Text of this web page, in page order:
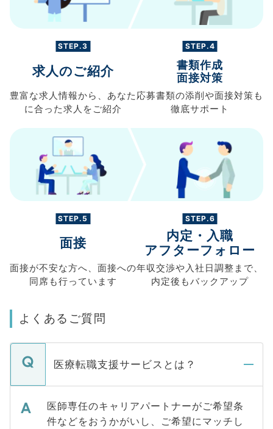
STEP.3
求人のご紹介
豊富な求人情報から、 あなた
に合った求人を ご紹介
STEP.4
書類作成
面接対策
応募書類の添削や面接対策も
徹底サポート
STEP.5
面接
面接が不安な方へ、 面接への
同席も行っています
STEP.6
内定・入職
アフターフォロー
年収交渉や 入社日調整まで、
内定後もバックアップ
よくあるご質問
医療転職支援サービスとは？
医師専任のキャリアパートナーがご希望条
件などをおうかがいし、ご希望にマッチし